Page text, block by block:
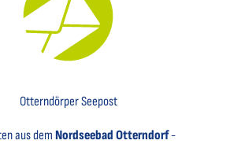
Otterndörper Seepost
aus demNordseebad Otterndorf-